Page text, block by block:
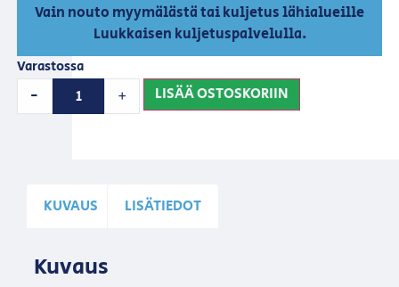
Vain nouto myymälästä tai kuljetus lähialueille
Luukkaisen kuljetuspalvelulla.
Varastossa
- + LISÄÄ OSTOSKORIIN
KUVAUS LISÄTIEDOT
Kuvaus